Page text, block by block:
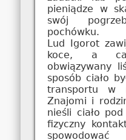
pieniądze w
swój
pochówku.
Lud Igorot
koce, a
obwiązywany
sposób ciało
transportu w
Znajomi i
nieśli ciało
fizyczny